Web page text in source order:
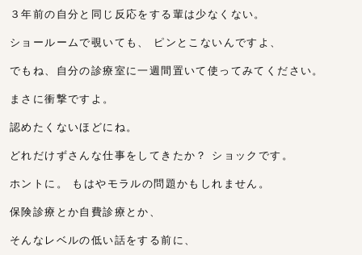
３年前の自分と同じ反応をする輩は少なくない。
ショールームで覗いても、 ピンとこないんですよ、
でもね、自分の診療室に一週間置いて使ってみてください。
まさに衝撃ですよ。
認めたくないほどにね。
どれだけずさんな仕事をしてきたか？ ショックです。
ホントに。 もはやモラルの問題かもしれません。
保険診療とか自費診療とか、
そんなレベルの低い話をする前に、